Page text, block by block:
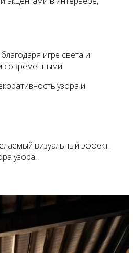
игре света и
современными.
узора и
визуальный эффект.
узора.